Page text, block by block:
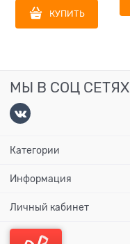
КУПИТЬ
МЫ В СОЦ СЕТЯХ
Категории
Информация
Личный кабинет